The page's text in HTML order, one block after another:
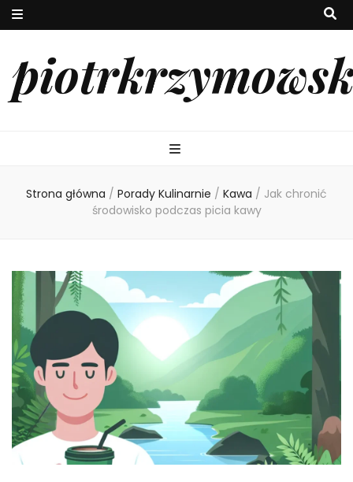
Strona główna / Porady Kulinarnie / Kawa / Jak chronić
środowisko podczas picia kawy